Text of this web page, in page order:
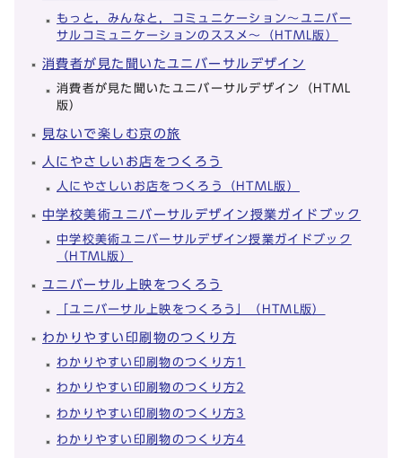
もっと，みんなと，コミュニケーション～ユニバー
サルコミュニケーションのススメ～（HTML版）
消費者が見た聞いたユニバーサルデザイン
消費者が見た聞いたユニバーサルデザイン（HTML
版）
見ないで楽しむ京の旅
人にやさしいお店をつくろう
人にやさしいお店をつくろう（HTML版）
中学校美術ユニバーサルデザイン授業ガイドブック
中学校美術ユニバーサルデザイン授業ガイドブック
（HTML版）
ユニバーサル上映をつくろう
「ユニバーサル上映をつくろう」（HTML版）
わかりやすい印刷物のつくり方
わかりやすい印刷物のつくり方1
わかりやすい印刷物のつくり方2
わかりやすい印刷物のつくり方3
わかりやすい印刷物のつくり方4